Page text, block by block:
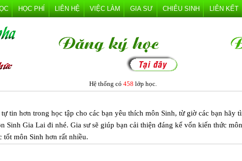
HỌC PHÍ LIÊN HỆ VIỆC LÀM GIA SƯ CHIÊU SINH LIÊN KẾT
Hệ thống có 458 lớp học.
tin hơn trong học tập cho các bạn yêu thích môn Sinh, từ giờ các bạn hãy
Sinh Gia Lai đi nhé. Gia sư sẽ giúp bạn cải thiện đáng kể vốn kiến thức
tốt môn Sinh hơn rất nhiều.